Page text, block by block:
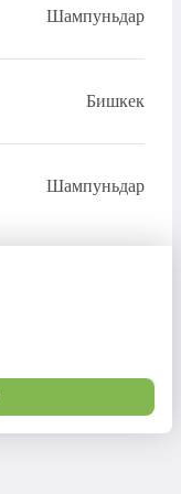
Шампуньдар
Бишкек
Шампуньдар